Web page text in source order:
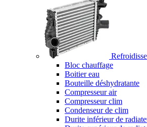
Bloc chauffage
Boitier eau
Bouteille déshydratante
Compresseur air
Compresseur clim
Condenseur de clim
Durite inférieur de